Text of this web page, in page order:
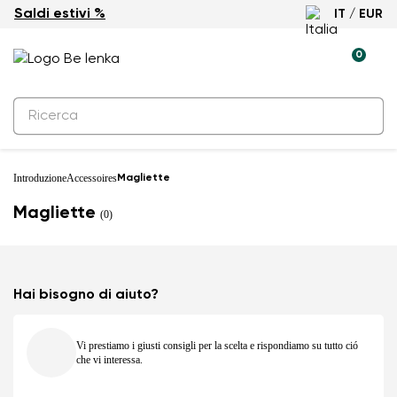
Saldi estivi % IT / EUR
0
IntroduzioneAccessoiresMagliette
Magliette (0)
Hai bisogno di aiuto?
Vi prestiamo i giusti consigli per la scelta e rispondiamo su tutto ció
che vi interessa.